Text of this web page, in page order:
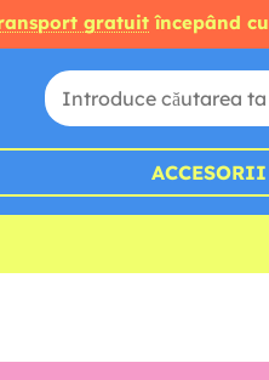
gratuitîncepând cu
ACCESORII